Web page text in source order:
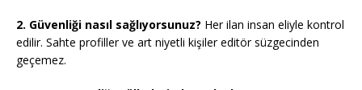
2. Güvenliği nasıl sağlıyorsunuz? Her ilan insan eliyle kontrol
edilir. Sahte profiller ve art niyetli kişiler editör süzgecinden
geçemez.